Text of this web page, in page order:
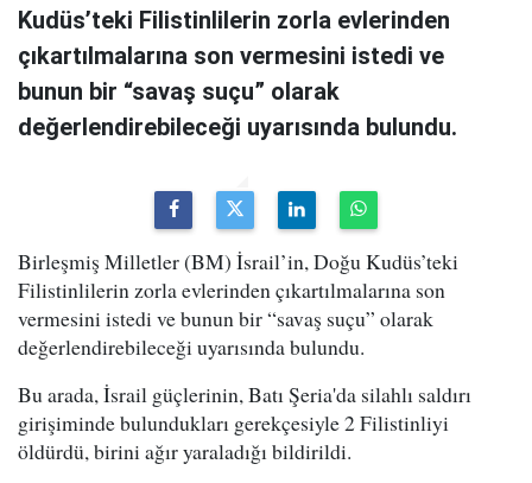
Kudüs’teki Filistinlilerin zorla evlerinden
çıkartılmalarına son vermesini istedi ve
bunun bir “savaş suçu” olarak
değerlendirebileceği uyarısında bulundu.
Birleşmiş Milletler (BM) İsrail’in, Doğu Kudüs’teki
Filistinlilerin zorla evlerinden çıkartılmalarına son
vermesini istedi ve bunun bir “savaş suçu” olarak
değerlendirebileceği uyarısında bulundu.
Bu arada, İsrail güçlerinin, Batı Şeria'da silahlı saldırı
girişiminde bulundukları gerekçesiyle 2 Filistinliyi
öldürdü, birini ağır yaraladığı bildirildi.